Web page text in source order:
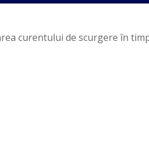
curentului de scurgere în